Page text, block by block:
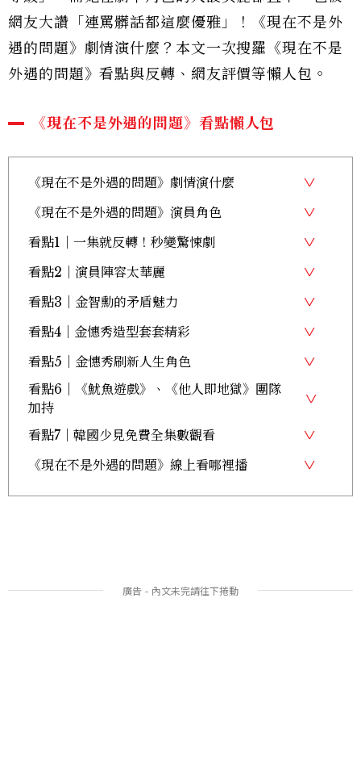
網友大讚「連罵髒話都這麼優雅」！《現在不是外
遇的問題》劇情演什麼？本文一次搜羅《現在不是
外遇的問題》看點與反轉、網友評價等懶人包。
《現在不是外遇的問題》看點懶人包
《現在不是外遇的問題》劇情演什麼
《現在不是外遇的問題》演員角色
看點1｜一集就反轉！秒變驚悚劇
看點2｜演員陣容太華麗
看點3｜金智勳的矛盾魅力
看點4｜金憓秀造型套套精彩
看點5｜金憓秀刷新人生角色
看點6｜《魷魚遊戲》、《他人即地獄》團隊
加持
看點7｜韓國少見免費全集數觀看
《現在不是外遇的問題》線上看哪裡播